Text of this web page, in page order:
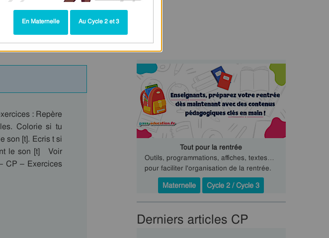
: Repère
Colorie si tu
son [t]. Ecris t si
le son [t] Voir
CP – Exercices
Tout pour la rentrée
Outils, programmations, affiches, textes…
pour faciliter l'organisation de la rentrée.
Maternelle
Cycle 2 / Cycle 3
Derniers articles CP
En Maternelle Au Cycle 2 et 3